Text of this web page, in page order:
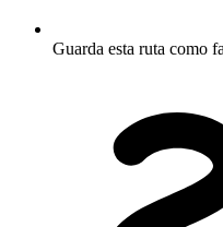
Guarda esta ruta como